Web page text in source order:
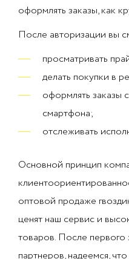
оформлять заказы, как
После авторизации вы
просматривать
делать покупки в
оформлять заказы
смартфона;
отслеживать
Основной принцип
оптовой продаже
ценят наш сервис и
товаров. После первого
партнеров, надеемся,